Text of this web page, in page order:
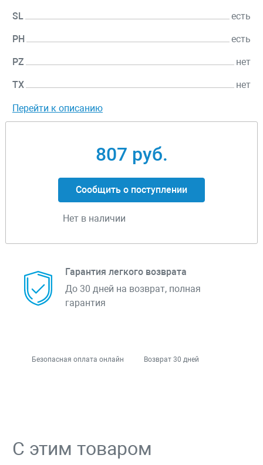
SL есть
PH есть
PZ нет
TX нет
Перейти к описанию
807 руб.
Сообщить о поступлении
Нет в наличии
Гарантия легкого возврата
До 30 дней на возврат, полная
гарантия
Безопасная оплата онлайн Возврат 30 дней
С этим товаром